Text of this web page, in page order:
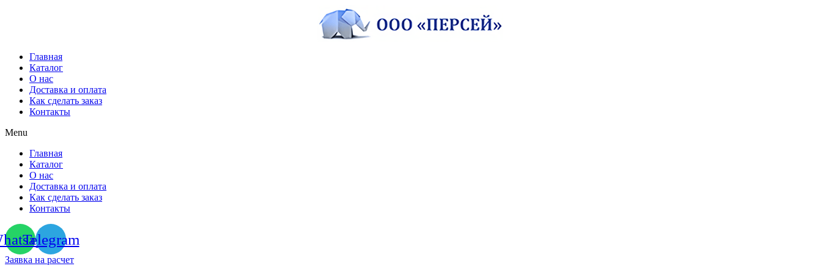
Главная
Каталог
О нас
Доставка и оплата
Как сделать заказ
Контакты
Menu
Главная
Каталог
О нас
Доставка и оплата
Как сделать заказ
Контакты
Telegram
Заявка на расчет